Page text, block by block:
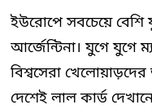
ইউরোপে সবচেয়ে বেশি
আর্জেন্টিনা। যুগে যুগে
বিশ্বসেরা
দেশেই লাল কার্ড